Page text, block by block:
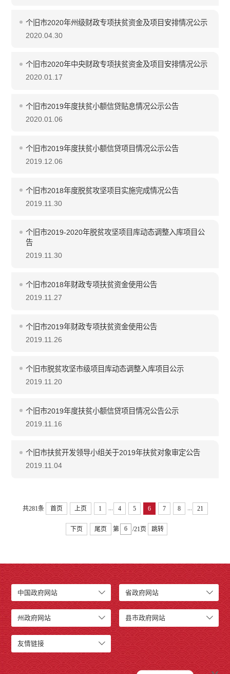
个旧市2020年州级财政专项扶贫资金及项目安排情况公示
2020.04.30
个旧市2020年中央财政专项扶贫资金及项目安排情况公示
2020.01.17
个旧市2019年度扶贫小额信贷贴息情况公示公告
2020.01.06
个旧市2019年度扶贫小额信贷项目情况公示公告
2019.12.06
个旧市2018年度脱贫攻坚项目实施完成情况公告
2019.11.30
个旧市2019-2020年脱贫攻坚项目库动态调整入库项目公
告
2019.11.30
个旧市2018年财政专项扶贫资金使用公告
2019.11.27
个旧市2019年财政专项扶贫资金使用公告
2019.11.26
个旧市脱贫攻坚市级项目库动态调整入库项目公示
2019.11.20
个旧市2019年度扶贫小额信贷项目情况公告公示
2019.11.16
个旧市扶贫开发领导小组关于2019年扶贫对象审定公告
2019.11.04
共281条 首页 上页 1 4 5 6 7 8 21
下页 尾页 第 /21页 跳转
中国政府网站 省政府网站
州政府网站 县市政府网站
友情链接